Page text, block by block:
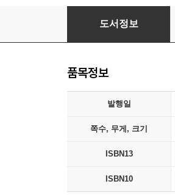
물고기는 존재하지 않는다
도서정보
품목정보
발행일
쪽수, 무게, 크기
ISBN13
ISBN10